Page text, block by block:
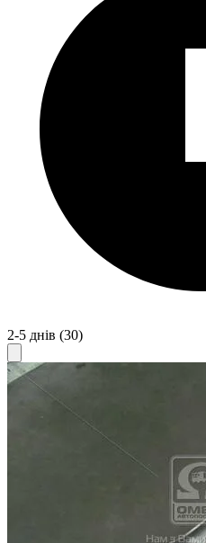
2-5 днів (30)